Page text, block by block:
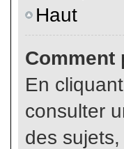
Haut
Comment
En
consulter
des